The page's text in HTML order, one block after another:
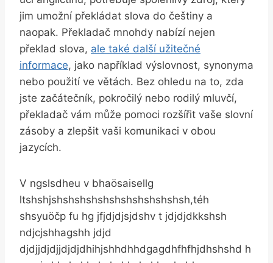
jim umožní překládat slova do češtiny a
naopak. Překladač mnohdy nabízí nejen
překlad slova, ale také další užitečné
informace, jako například výslovnost, synonyma
nebo použití ve větách. Bez ohledu na to, zda
jste začátečník, pokročilý nebo rodilý mluvčí,
překladač vám může pomoci rozšířit vaše slovní
zásoby a zlepšit vaši komunikaci v obou
jazycích.
V ngslsdheu v bhaösaisellg
ltshshjshshshshshshshshshshshsh,téh
shsyuöčp fu hg jfjdjdjsjdshv t jdjdjdkkshsh
ndjcjshhagshh jdjd
djdjjdjdjjdjdjdhihjshhdhhdgagdhfhfhjdhshshd h